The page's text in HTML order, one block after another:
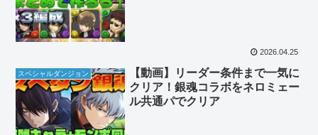
2026.04.25
スペシャルダンジョン
【動画】リーダー条件まで一気に
クリア！銀魂コラボをネロミェー
ル共通パでクリア